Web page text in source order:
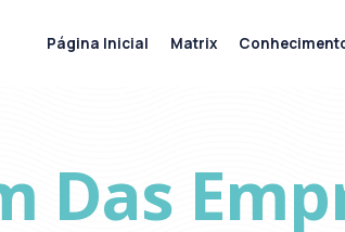
Das
Página Inicial Matrix